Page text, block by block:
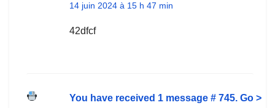
14 juin 2024 à 15 h 47 min
42dfcf
You have received 1 message # 745. Go >